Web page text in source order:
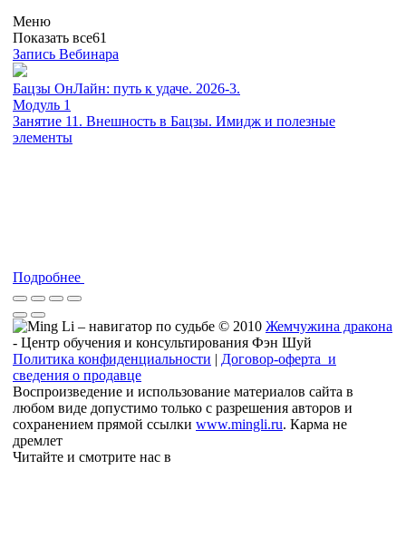
Меню
Показать все61
Запись Вебинара
Бацзы ОнЛайн: путь к удаче. 2026-3.
Модуль 1
Занятие 11. Внешность в Бацзы. Имидж и полезные
элементы
Подробнее
© 2010 Жемчужина дракона
- Центр обучения и консультирования Фэн Шуй
Политика конфиденциальности | Договор-оферта и
сведения о продавце
Воспроизведение и использование материалов сайта в
любом виде допустимо только с разрешения авторов и
сохранением прямой ссылки www.mingli.ru. Карма не
дремлет
Читайте и смотрите нас в